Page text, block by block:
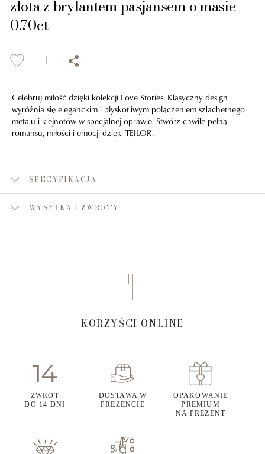
złota z brylantem pasjansem o masie
0.70ct
Celebruj miłość dzięki kolekcji Love Stories. Klasyczny design
wyróżnia się eleganckim i błyskotliwym połączeniem szlachetnego
metalu i klejnotów w specjalnej oprawie. Stwórz chwilę pełną
romansu, miłości i emocji dzięki TEILOR.
SPECYFIKACJA
WYSYŁKA I ZWROTY
KORZYŚCI ONLINE
ZWROT
DO 14 DNI
DOSTAWA W
PREZENCIE
OPAKOWANIE
PREMIUM
NA PREZENT